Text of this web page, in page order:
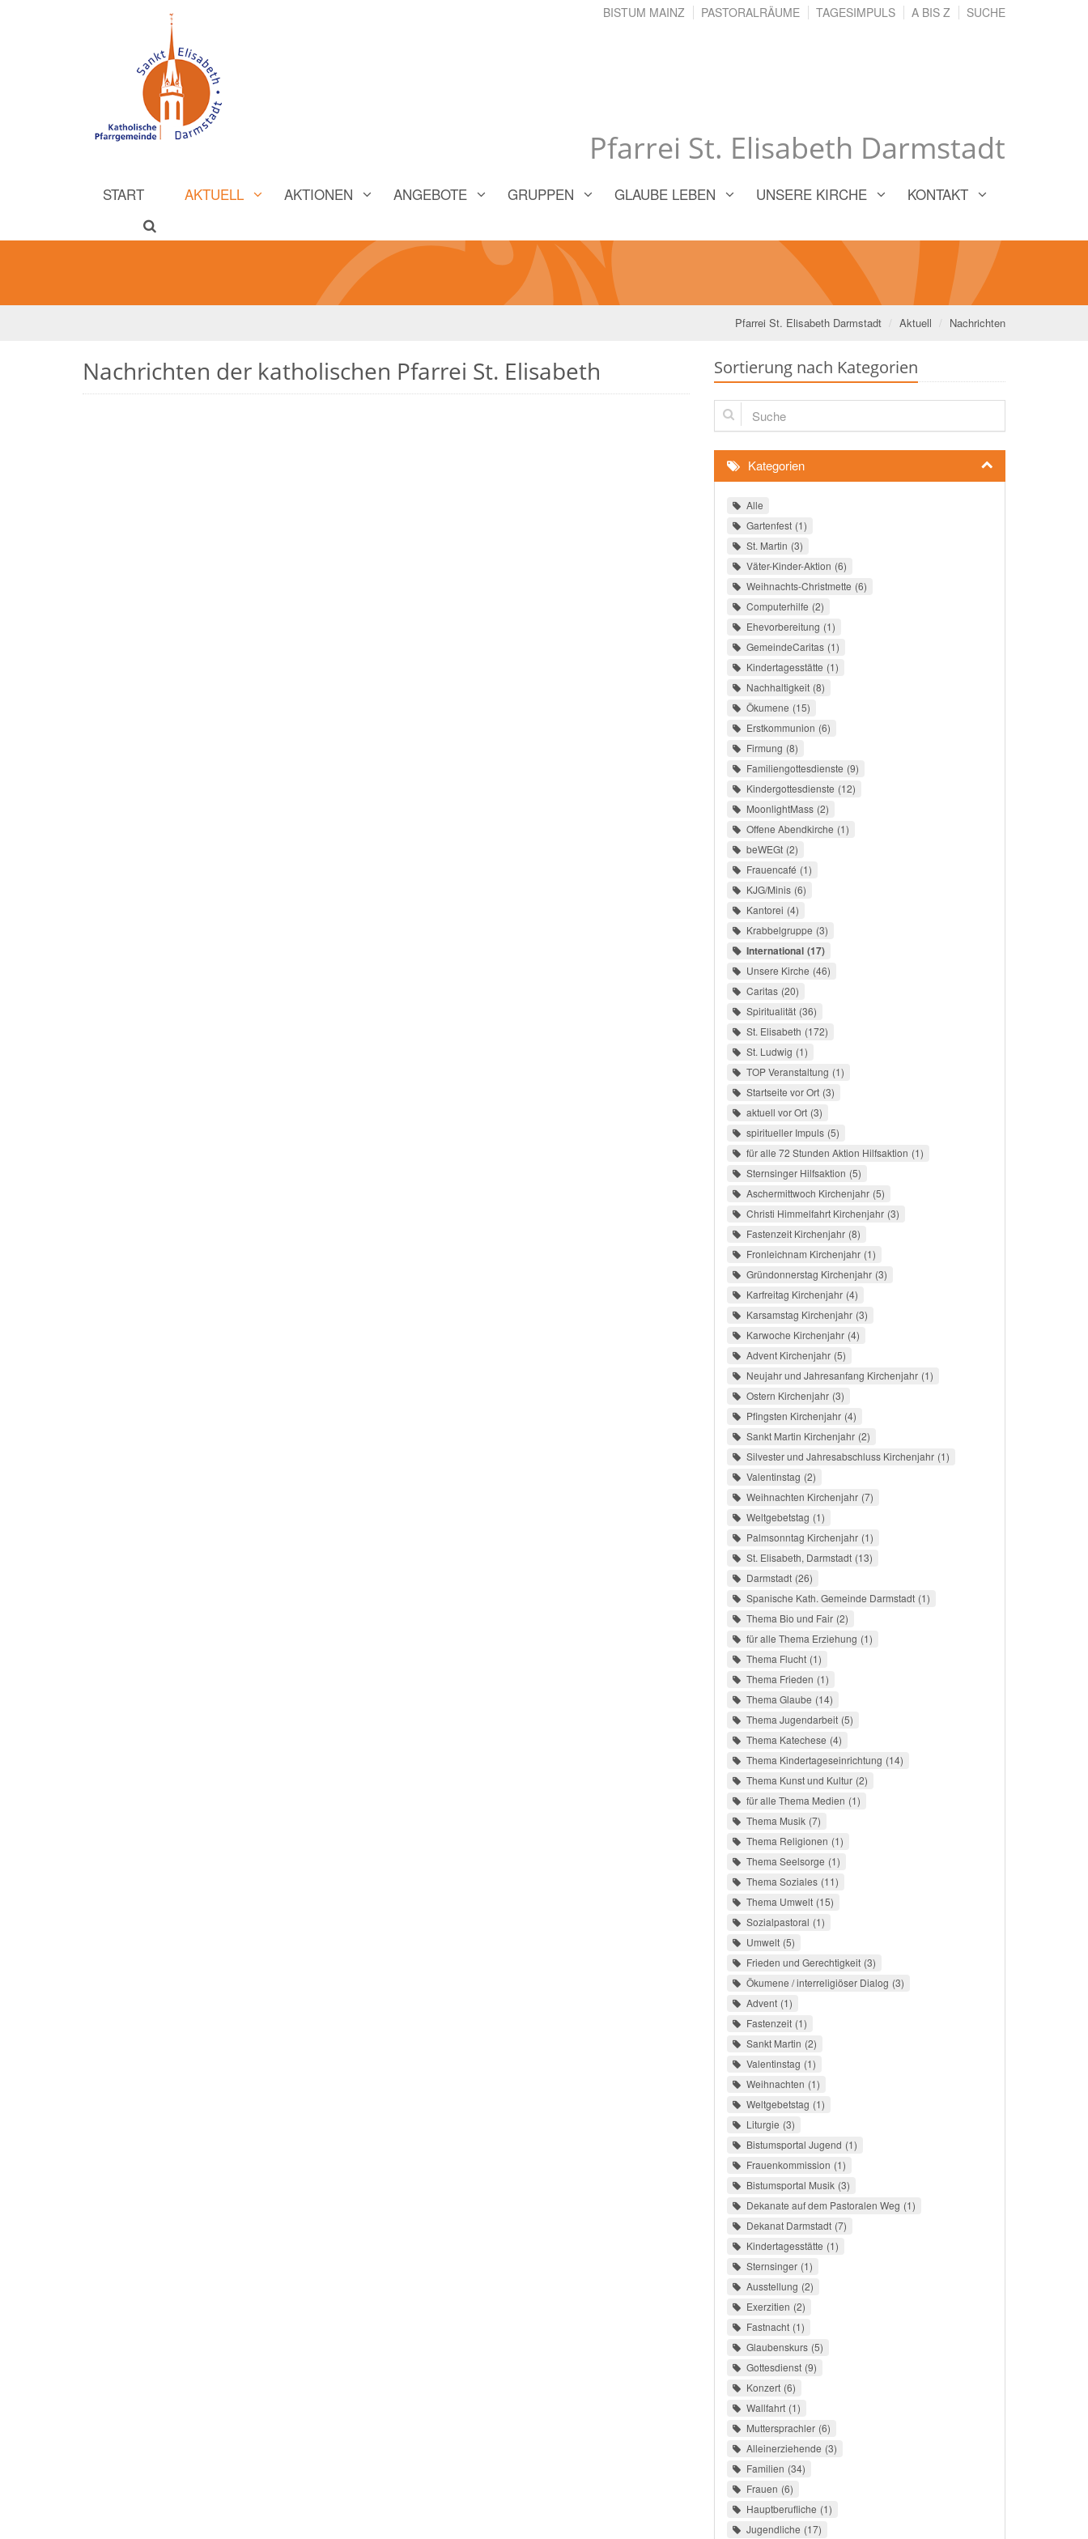
Pfarrei St. Elisabeth Darmstadt
BISTUM MAINZ PASTORALRÄUME TAGESIMPULS A BIS Z SUCHE
START AKTUELL AKTIONEN ANGEBOTE GRUPPEN GLAUBE LEBEN UNSERE KIRCHE KONTAKT
Pfarrei St. Elisabeth Darmstadt Aktuell Nachrichten
Nachrichten der katholischen Pfarrei St. Elisabeth Sortierung nach Kategorien
Suche
Kategorien
Alle
Gartenfest 1
St. Martin 3
Väter-Kinder-Aktion 6
Weihnachts-Christmette 6
Computerhilfe 2
Ehevorbereitung 1
GemeindeCaritas 1
Kindertagesstätte 1
Nachhaltigkeit 8
Ökumene 15
Erstkommunion 6
Firmung 8
Familiengottesdienste 9
Kindergottesdienste 12
MoonlightMass 2
Offene Abendkirche 1
beWEGt 2
Frauencafé 1
KJG/Minis 6
Kantorei 4
Krabbelgruppe 3
International 17
Unsere Kirche 46
Caritas 20
Spiritualität 36
St. Elisabeth 172
St. Ludwig 1
TOP Veranstaltung 1
Startseite vor Ort 3
aktuell vor Ort 3
spiritueller Impuls 5
für alle 72 Stunden Aktion Hilfsaktion 1
Sternsinger Hilfsaktion 5
Aschermittwoch Kirchenjahr 5
Christi Himmelfahrt Kirchenjahr 3
Fastenzeit Kirchenjahr 8
Fronleichnam Kirchenjahr 1
Gründonnerstag Kirchenjahr 3
Karfreitag Kirchenjahr 4
Karsamstag Kirchenjahr 3
Karwoche Kirchenjahr 4
Advent Kirchenjahr 5
Neujahr und Jahresanfang Kirchenjahr 1
Ostern Kirchenjahr 3
Pfingsten Kirchenjahr 4
Sankt Martin Kirchenjahr 2
Silvester und Jahresabschluss Kirchenjahr 1
Valentinstag 2
Weihnachten Kirchenjahr 7
Weltgebetstag 1
Palmsonntag Kirchenjahr 1
St. Elisabeth, Darmstadt 13
Darmstadt 26
Spanische Kath. Gemeinde Darmstadt 1
Thema Bio und Fair 2
für alle Thema Erziehung 1
Thema Flucht 1
Thema Frieden 1
Thema Glaube 14
Thema Jugendarbeit 5
Thema Katechese 4
Thema Kindertageseinrichtung 14
Thema Kunst und Kultur 2
für alle Thema Medien 1
Thema Musik 7
Thema Religionen 1
Thema Seelsorge 1
Thema Soziales 11
Thema Umwelt 15
Sozialpastoral 1
Umwelt 5
Frieden und Gerechtigkeit 3
Ökumene / interreligiöser Dialog 3
Advent 1
Fastenzeit 1
Sankt Martin 2
Valentinstag 1
Weihnachten 1
Weltgebetstag 1
Liturgie 3
Bistumsportal Jugend 1
Frauenkommission 1
Bistumsportal Musik 3
Dekanate auf dem Pastoralen Weg 1
Dekanat Darmstadt 7
Kindertagesstätte 1
Sternsinger 1
Ausstellung 2
Exerzitien 2
Fastnacht 1
Glaubenskurs 5
Gottesdienst 9
Konzert 6
Wallfahrt 1
Muttersprachler 6
Alleinerziehende 3
Familien 34
Frauen 6
Hauptberufliche 1
Jugendliche 17